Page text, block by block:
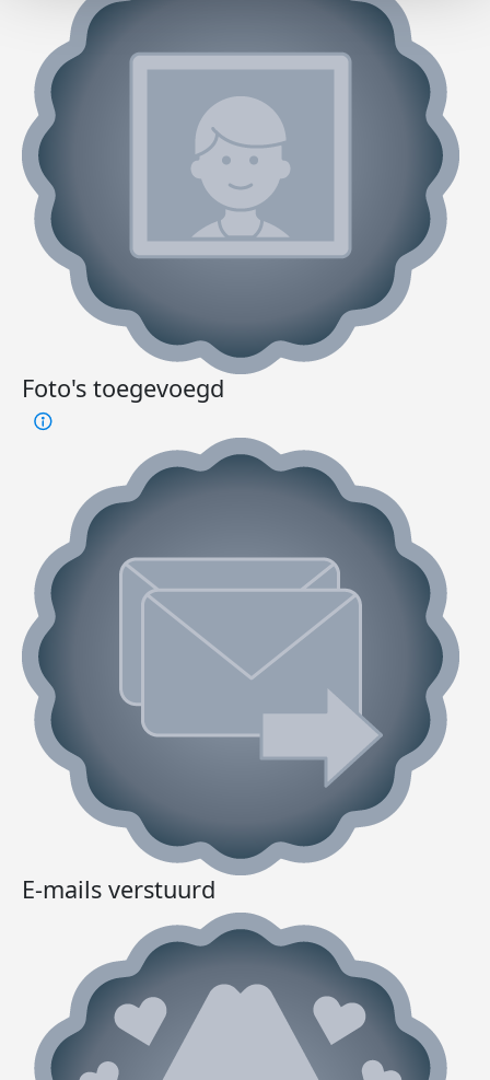
Foto's toegevoegd
E-mails verstuurd